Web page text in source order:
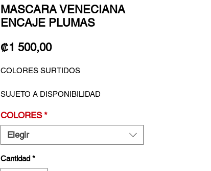
MASCARA VENECIANA
ENCAJE PLUMAS
₡1 500,00Precio
COLORES SURTIDOS
SUJETO A DISPONIBILIDAD
COLORES *
Elegir
Cantidad *